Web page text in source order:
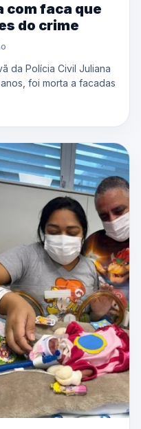
com faca que
do crime
da Polícia Civil Juliana
foi morta a facadas